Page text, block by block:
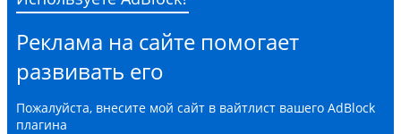
Реклама на сайте помогает
развивать его
Пожалуйста, внесите мой сайт в вайтлист вашего AdBlock
плагина